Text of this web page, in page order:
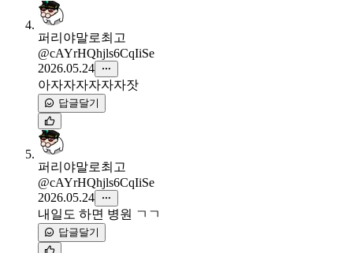
퍼리야말로최고
@cAYrHQhjls6CqIiSe
2026.05.24
아자자자자자자잣
답글달기
퍼리야말로최고
@cAYrHQhjls6CqIiSe
2026.05.24
내일도 하면 병원 ㄱㄱ
답글달기